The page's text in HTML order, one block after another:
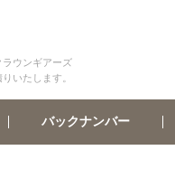
ラウンギアーズ
いたします。
バックナンバー